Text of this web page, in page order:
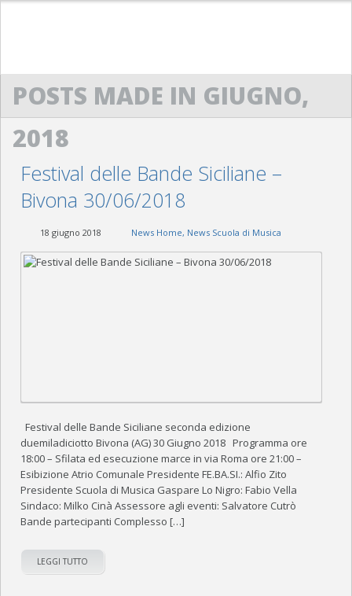
ACM
SCUOLA DI MUSICA “G. LO NIGRO”
BANDA “G. VERDI”
ACM SAXOPHONE ENSEMBLE
POWERBEAT STUDIO
CONTATTI
POSTS MADE IN GIUGNO,
2018
Festival delle Bande Siciliane –
Bivona 30/06/2018
18 giugno 2018 News Home, News Scuola di Musica
Festival delle Bande Siciliane seconda edizione
duemiladiciotto Bivona (AG) 30 Giugno 2018 Programma ore
18:00 – Sfilata ed esecuzione marce in via Roma ore 21:00 –
Esibizione Atrio Comunale Presidente FE.BA.SI.: Alfio Zito
Presidente Scuola di Musica Gaspare Lo Nigro: Fabio Vella
Sindaco: Milko Cinà Assessore agli eventi: Salvatore Cutrò
Bande partecipanti Complesso […]
LEGGI TUTTO